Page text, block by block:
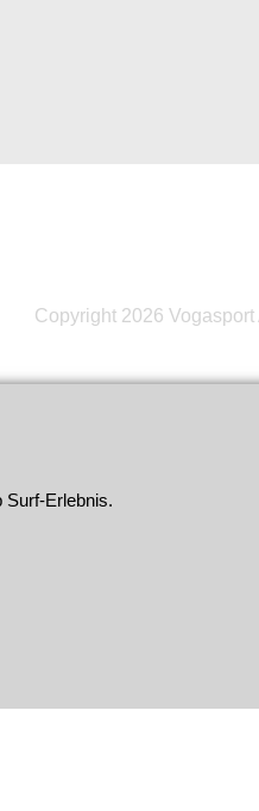
Copyright 2026
Surf-Erlebnis.